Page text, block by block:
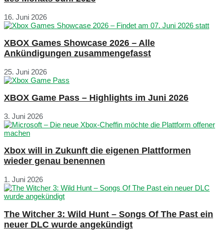
16. Juni 2026
XBOX Games Showcase 2026 – Alle
Ankündigungen zusammengefasst
25. Juni 2026
XBOX Game Pass – Highlights im Juni 2026
3. Juni 2026
Xbox will in Zukunft die eigenen Plattformen
wieder genau benennen
1. Juni 2026
The Witcher 3: Wild Hunt – Songs Of The Past ein
neuer DLC wurde angekündigt